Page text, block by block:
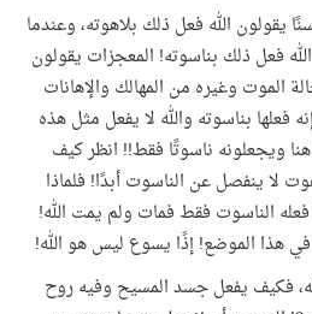
يقولون الله فعل ذلك بلاهوته، وعندما
فعل ذلك بناسوته! المعجزات يقولون
الموت وغيره من المهالك والإهانات
فعلها بناسوته والله لا يفعل مثل هذه
ويجعلونه ناسوتًا فقط!! انظر كيف
لا ينفصل عن الناسوت أبدًا! فلماذا
الناسوت فقط فمات ولم يمت الله!
هذا الموضع! إذًا يسوع ليس هو الله!
فكيف يفعل جسد المسيح وفيه روح